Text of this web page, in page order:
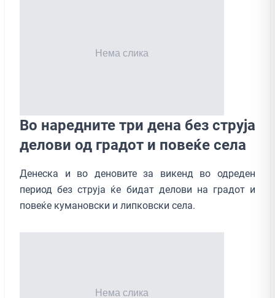
Во наредните три дена без струја
делови од градот и повеќе села
Денеска и во деновите за викенд во одреден
период без струја ќе бидат делови на градот и
повеќе кумановски и липковски села.